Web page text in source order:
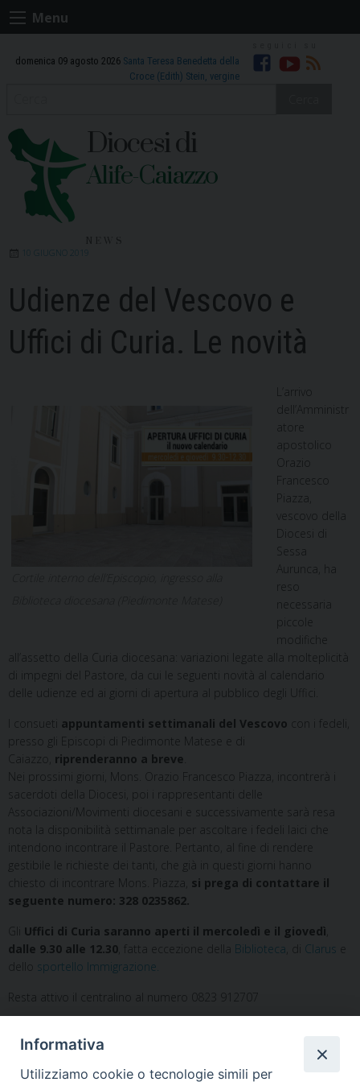
Skip
to
Menu
domenica 09 agosto 2026 Santa Teresa Benedetta della
Croce (Edith) Stein, vergine
Facebook
Youtube
RSS
Diocesi di
Alife-Caiazzo
10 GIUGNO 2019
Udienze del Vescovo e
Uffici di Curia. Le novità
L’arrivo
dell’Amministr
atore
apostolico
Orazio
Francesco
Piazza,
vescovo della
Diocesi di
Sessa
Aurunca, ha
reso
necessaria
piccole
modifiche
all’assetto della Curia diocesana: variazioni legate alla molteplicità
di impegni del Pastore, da cui le seguenti novità al calendario
delle udienze ed ai giorni di apertura al pubblico degli Uffici.
I consueti appuntamenti settimanali del Vescovo con i fedeli,
presso gli Episcopi di Piedimonte Matese e di
Caiazzo, riprenderanno a breve
Nei prossimi giorni, Mons. Orazio Francesco Piazza, incontrerà i
sacerdoti della Diocesi, poi i rappresentanti delle
Associazioni/Movimenti diocesani e successivamente sarà resa
nota la disponibilità settimanale per ascoltare i fedeli laici che
intendono incontrare il Pastore. Pertanto, al fine di rendere
gestibile le richieste dei tanti, che già in questi giorni hanno
chiesto di incontrare Mons. Piazza, si prega di contattare il
seguente numero: 328 0235862.
Uffici di Curia saranno aperti il mercoledì e il giovedì
dalle 9.30 alle 12.30 , fatta eccezione della Biblioteca , di Clarus
dello sportello Immigrazione.
Resta attivo il centralino al numero 0823 912707
Informativa
Utilizziamo cookie o tecnologie simili per